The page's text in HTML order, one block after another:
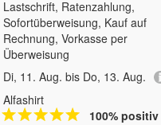
Lastschrift, Ratenzahlung,
Sofortüberweisung, Kauf auf
Rechnung, Vorkasse per
Überweisung
Di, 11. Aug. bis Do, 13. Aug.
Alfashirt
100% positiv